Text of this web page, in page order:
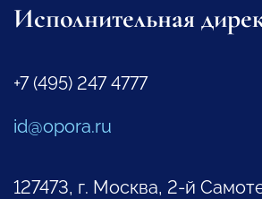
Исполнительная
+7 (495) 247 4777
id@opora.ru
127473, г. Москва, 2-й